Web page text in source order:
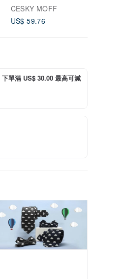
CESKY MOFF
US$ 59.76
單滿 US$ 30.00 最高可減